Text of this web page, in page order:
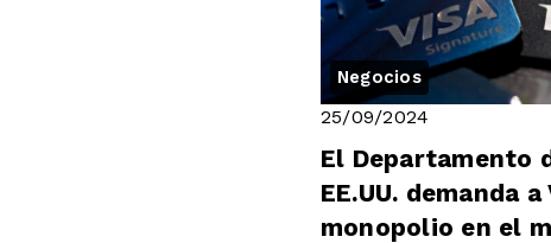
Negocios
25/09/2024
El Departamento
EE.UU. demanda
monopolio en el